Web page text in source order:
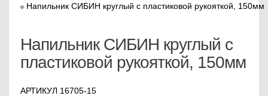
Напильник СИБИН круглый с пластиковой рукояткой, 150мм
Напильник СИБИН круглый с
пластиковой рукояткой, 150мм
АРТИКУЛ 16705-15